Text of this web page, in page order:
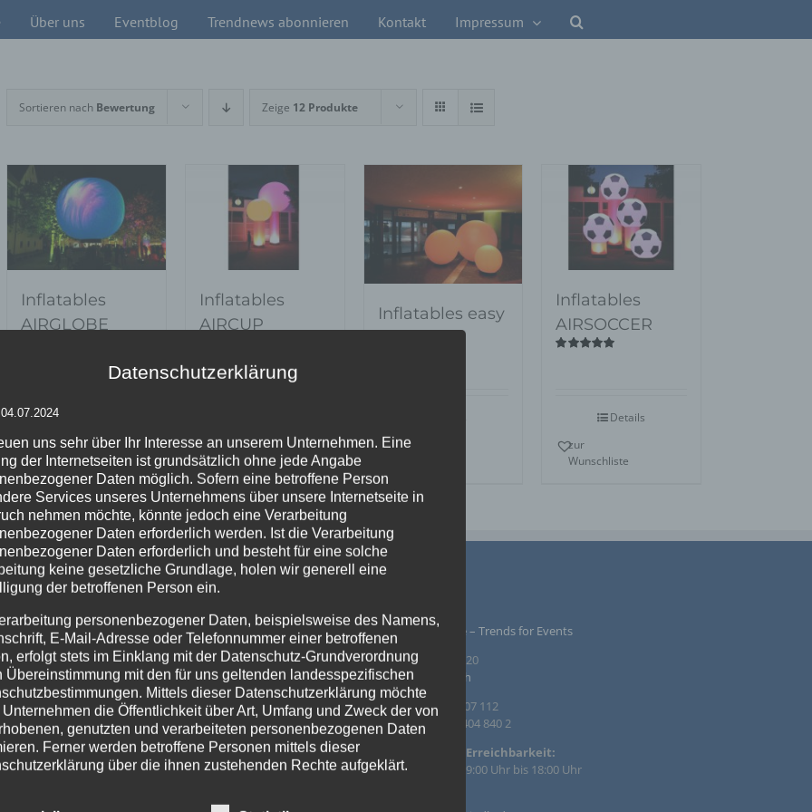
Über uns Eventblog Trendnews abonnieren Kontakt Impressum
Sortieren nach Bewertung Zeige 12 Produkte
Inflatables
AIRGLOBE
zur
Wunschliste
Inflatables
AIRCUP
zur
Wunschliste
Inflatables easy
zur
Inflatables
AIRSOCCER
Details
zur
Wunschliste
PRODUKTSUCHE
Agentur Rindle – Trends for Events
Prinzendamm 20
25436 Tornesch
Tel. +49 4122 407 112
Fax. +49 4122 404 840 2
Telefonische Erreichbarkeit:
Mo. – Fr. von 09:00 Uhr bis 18:00 Uhr
Datenschutzerklärung
uns sehr über Ihr Interesse an unserem Unternehmen. Eine
der Internetseiten ist grundsätzlich ohne jede Angabe
Daten möglich. Sofern eine betroffene Person
Services unseres Unternehmens über unsere Internetseite in
nehmen möchte, könnte jedoch eine Verarbeitung
Daten erforderlich werden. Ist die Verarbeitung
Daten erforderlich und besteht für eine solche
keine gesetzliche Grundlage, holen wir generell eine
der betroffenen Person ein.
personenbezogener Daten, beispielsweise des Namens,
E-Mail-Adresse oder Telefonnummer einer betroffenen
erfolgt stets im Einklang mit der Datenschutz-Grundverordnung
Übereinstimmung mit den für uns geltenden landesspezifischen
Mittels dieser Datenschutzerklärung möchte
Unternehmen die Öffentlichkeit über Art, Umfang und Zweck der von
genutzten und verarbeiteten personenbezogenen Daten
Ferner werden betroffene Personen mittels dieser
über die ihnen zustehenden Rechte aufgeklärt.